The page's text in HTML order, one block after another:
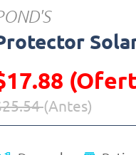
reducido de
(Antes)